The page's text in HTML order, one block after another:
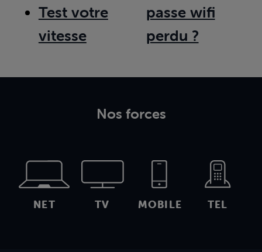
Test votre
vitesse
passe wifi
perdu ?
Nos forces
NET TV MOBILE TEL